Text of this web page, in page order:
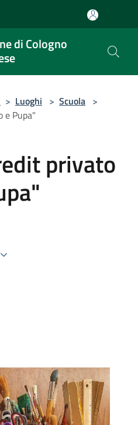
di Cologno
> Luoghi > Scuola >
e Pupa"
privato